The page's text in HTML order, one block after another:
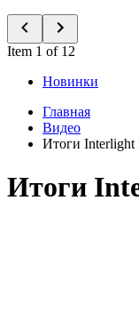
Item 1 of 12
Новинки
Главная
Видео
Итоги Interlight
Итоги